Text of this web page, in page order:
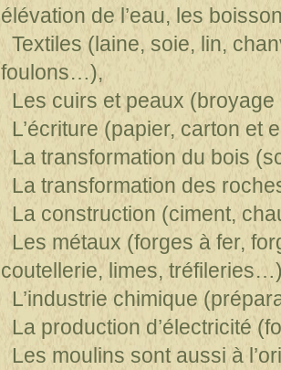
élévation de l’eau, les
Textiles (laine, soie, lin,
foulons…),
Les cuirs et peaux (broyage
L’écriture (papier, carton et
La transformation du bois
La transformation des
La construction (ciment,
Les métaux (forges à fer,
coutellerie, limes,
L’industrie chimique
La production d’électricité
Les moulins sont aussi à